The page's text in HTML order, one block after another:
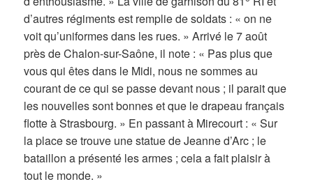
d’autres régiments est remplie de soldats : « on ne
voit qu’uniformes dans les rues. » Arrivé le 7 août
près de Chalon-sur-Saône, il note : « Pas plus que
vous qui êtes dans le Midi, nous ne sommes au
courant de ce qui se passe devant nous ; il parait que
les nouvelles sont bonnes et que le drapeau français
flotte à Strasbourg. » En passant à Mirecourt : « Sur
la place se trouve une statue de Jeanne d’Arc ; le
bataillon a présenté les armes ; cela a fait plaisir à
tout le monde. »